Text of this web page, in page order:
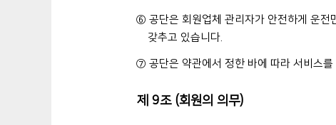
⑥ 공단은 회원업체 관리자가 안전하게 운전
갖추고 있습니다.
⑦ 공단은 약관에서 정한 바에 따라 서비스를
제 9조 (회원의 의무)